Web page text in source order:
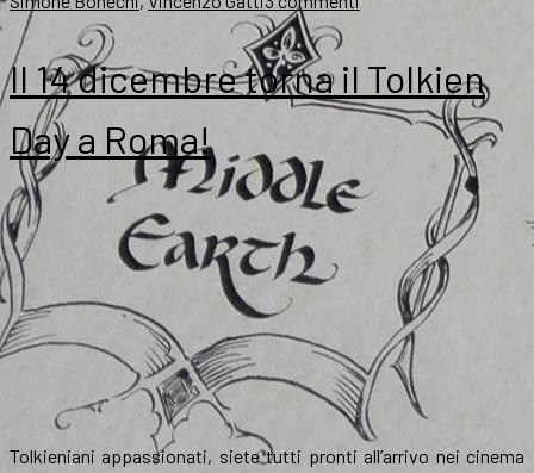
17:
il
numero
Il 14 dicembre torna il Tolkien
Day a Roma!
Tolkieniani appassionati, siete tutti pronti all’arrivo nei cinema